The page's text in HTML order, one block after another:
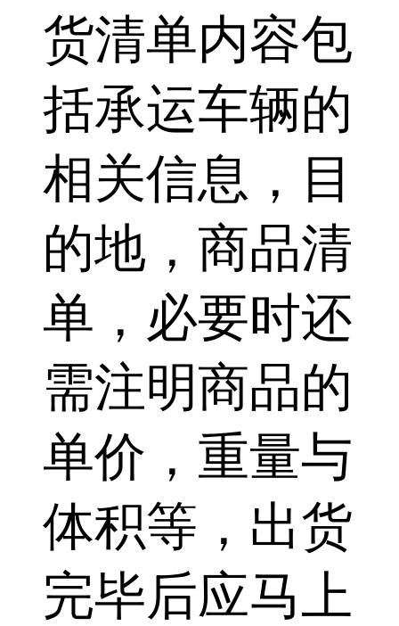
货清单内容包
括承运车辆的
相关信息，目
的地，商品清
单，必要时还
需注明商品的
单价，重量与
体积等，出货
完毕后应马上